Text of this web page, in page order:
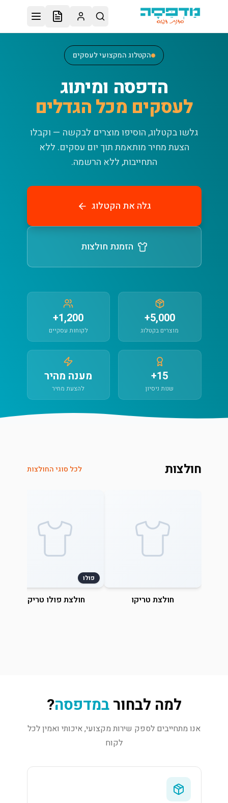
דלג לתוכן הראשי
הקטלוג המקצועי לעסקים
הדפסה ומיתוג
לעסקים מכל הגדלים
גלשו בקטלוג, הוסיפו מוצרים לבקשה — וקבלו
הצעת מחיר מותאמת תוך יום עסקים. ללא
התחייבות, ללא הרשמה.
גלה את הקטלוג
הזמנת חולצות
5,000+
מוצרים בקטלוג
1,200+
לקוחות עסקיים
15+
שנות ניסיון
מענה מהיר
להצעת מחיר
חולצות לכל סוגי החולצות
חולצת טריקו
פולו
חולצת פולו טריקו
למה לבחורבמדפסה?
אנו מתחייבים לספק שירות מקצועי, איכותי ואמין לכל
לקוח